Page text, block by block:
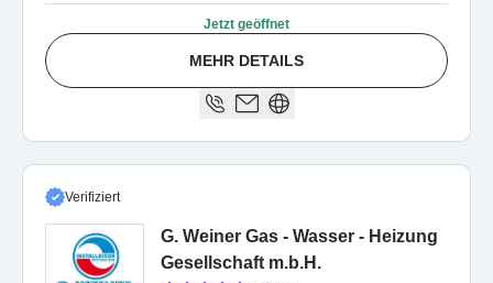
Jetzt geöffnet
MEHR DETAILS
Verifiziert
G. Weiner Gas - Wasser - Heizung
Gesellschaft m.b.H.